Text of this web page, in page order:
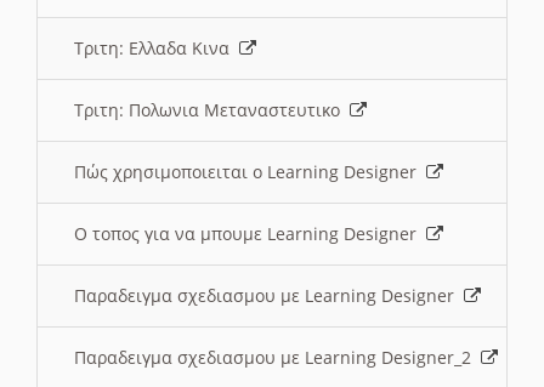
Τριτη: Ελλαδα Κινα
Τριτη: Πολωνια Μεταναστευτικο
Πώς χρησιμοποιειται ο Learning Designer
O τοπος για να μπουμε Learning Designer
Παραδειγμα σχεδιασμου με Learning Designer
Παραδειγμα σχεδιασμου με Learning Designer_2